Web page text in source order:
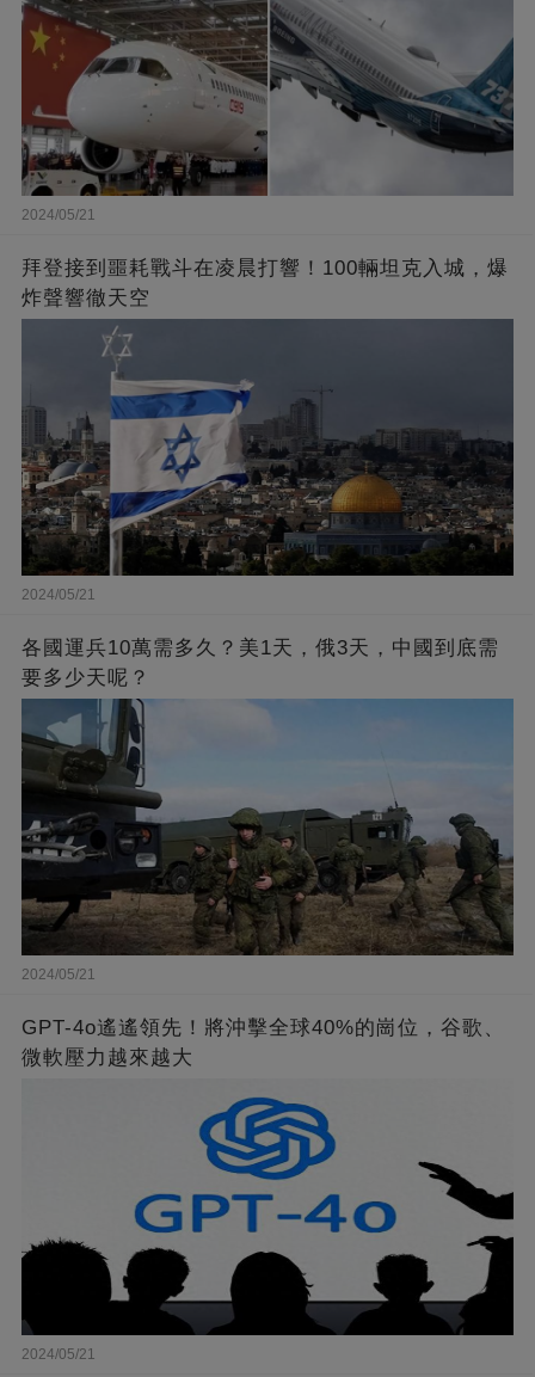
2024/05/21
拜登接到噩耗戰斗在凌晨打響！100輛坦克入城，爆
炸聲響徹天空
2024/05/21
各國運兵10萬需多久？美1天，俄3天，中國到底需
要多少天呢？
2024/05/21
GPT-4o遙遙領先！將沖擊全球40%的崗位，谷歌、
微軟壓力越來越大
2024/05/21